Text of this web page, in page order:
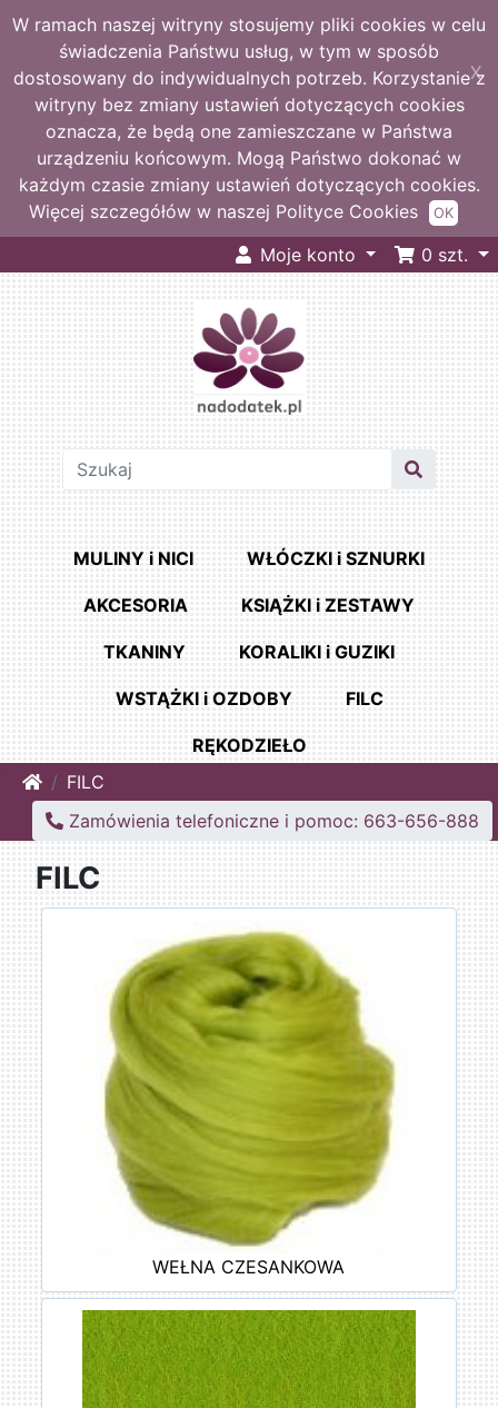
W ramach naszej witryny stosujemy pliki cookies w celu
świadczenia Państwu usług, w tym w sposób
dostosowany do indywidualnych potrzeb. Korzystanie z
witryny bez zmiany ustawień dotyczących cookies
oznacza, że będą one zamieszczane w Państwa
urządzeniu końcowym. Mogą Państwo dokonać w
każdym czasie zmiany ustawień dotyczących cookies.
Więcej szczegółów w naszej Polityce Cookies
X
OK
Moje konto 0 szt.
MULINY i NICI WŁÓCZKI i SZNURKI
AKCESORIA KSIĄŻKI i ZESTAWY
TKANINY KORALIKI i GUZIKI
WSTĄŻKI i OZDOBY FILC
RĘKODZIEŁO
Home
FILC
Zamówienia telefoniczne i pomoc: 663-656-888
FILC
WEŁNA CZESANKOWA